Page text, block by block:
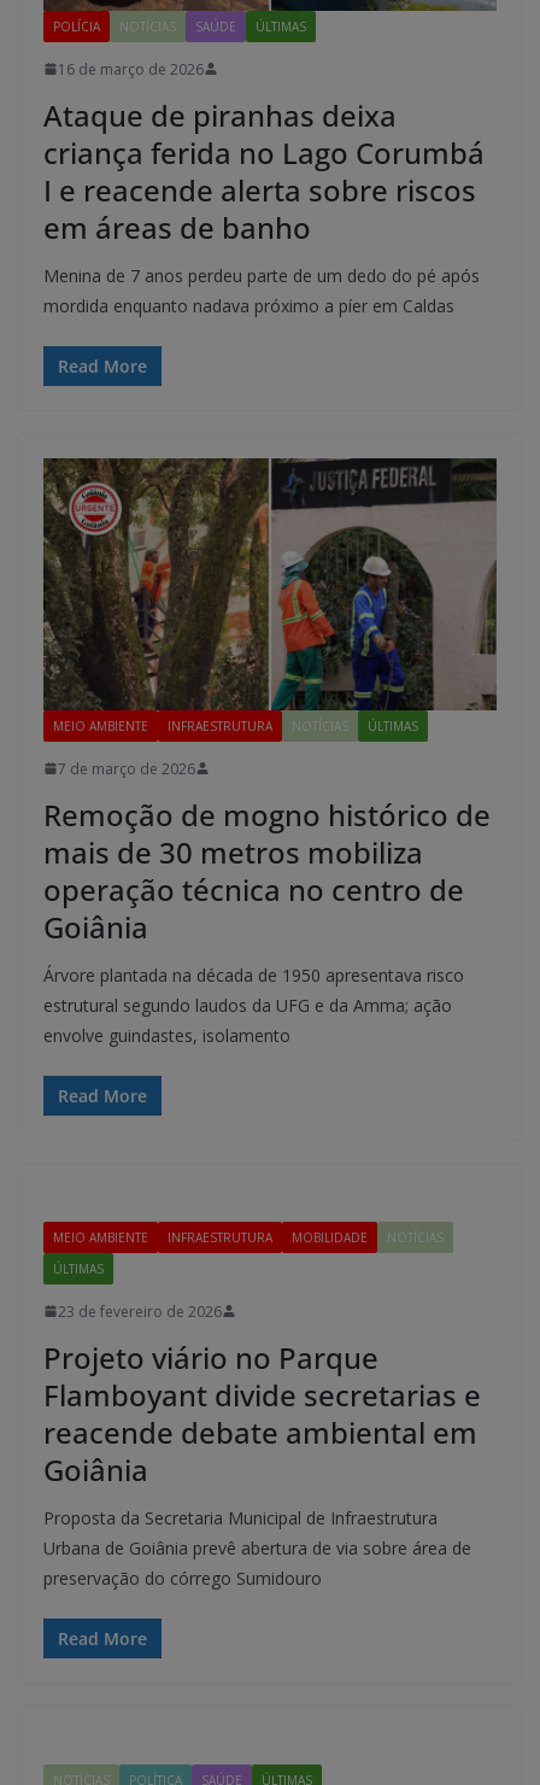
POLÍCIA NOTÍCIAS SAÚDE ÚLTIMAS
16 de março de 2026
Ataque de piranhas deixa
criança ferida no Lago Corumbá
I e reacende alerta sobre riscos
em áreas de banho
Menina de 7 anos perdeu parte de um dedo do pé após
mordida enquanto nadava próximo a píer em Caldas
Read More
MEIO AMBIENTE INFRAESTRUTURA NOTÍCIAS ÚLTIMAS
7 de março de 2026
Remoção de mogno histórico de
mais de 30 metros mobiliza
operação técnica no centro de
Goiânia
Árvore plantada na década de 1950 apresentava risco
estrutural segundo laudos da UFG e da Amma; ação
envolve guindastes, isolamento
Read More
MEIO AMBIENTE INFRAESTRUTURA MOBILIDADE
NOTÍCIAS
ÚLTIMAS
23 de fevereiro de 2026
Projeto viário no Parque
Flamboyant divide secretarias e
reacende debate ambiental em
Goiânia
Proposta da Secretaria Municipal de Infraestrutura
Urbana de Goiânia prevê abertura de via sobre área de
preservação do córrego Sumidouro
Read More
NOTÍCIAS POLÍTICA SAÚDE ÚLTIMAS